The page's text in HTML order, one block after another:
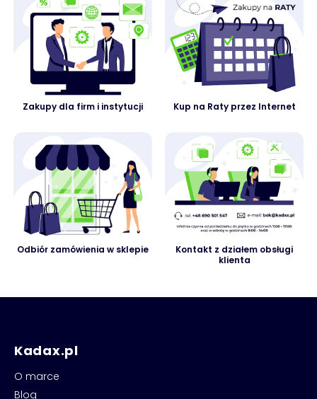
Zakupy dla firm i instytucji Kup na Raty przez Internet
Odbiór zamówienia w sklepie
Kontakt z działem obsługi
klienta
Kadax.pl
O marce
Blog